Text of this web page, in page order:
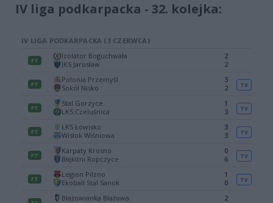
IV liga podkarpacka - 32. kolejka: